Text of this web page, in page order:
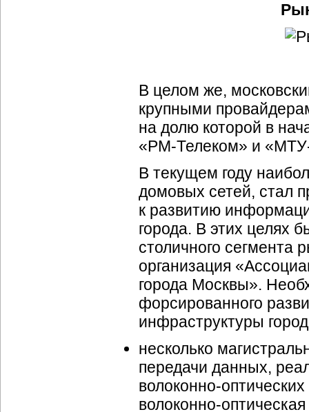
В целом же,
крупными
на долю которой в
«РМ-Телеком» и «
В текущем году
домовых сетей, стал
к развитию
города. В этих целях
столичного
организация
города Москвы».
форсированного
инфраструктуры
несколько
передачи данных,
волоконно-оптических
волоконно-оптическая